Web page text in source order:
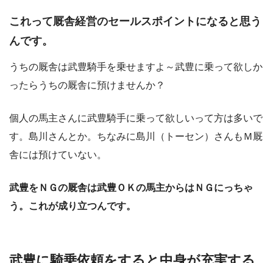
これって厩舎経営のセールスポイントになると思う
んです。
うちの厩舎は武豊騎手を乗せますよ～武豊に乗って欲しか
ったらうちの厩舎に預けませんか？
個人の馬主さんに武豊騎手に乗って欲しいって方は多いで
す。島川さんとか。ちなみに島川（トーセン）さんもＭ厩
舎には預けていない。
武豊をＮＧの厩舎は武豊ＯＫの馬主からはＮＧにっちゃ
う。これが成り立つんです。